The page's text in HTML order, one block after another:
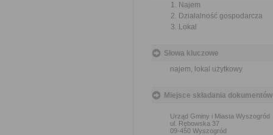
Najem
Działalność gospodarcza
Lokal
Słowa kluczowe
najem, lokal użytkowy
Miejsce składania dokumentów
Urząd Gminy i Miasta Wyszogród
ul. Rębowska 37
09-450 Wyszogród